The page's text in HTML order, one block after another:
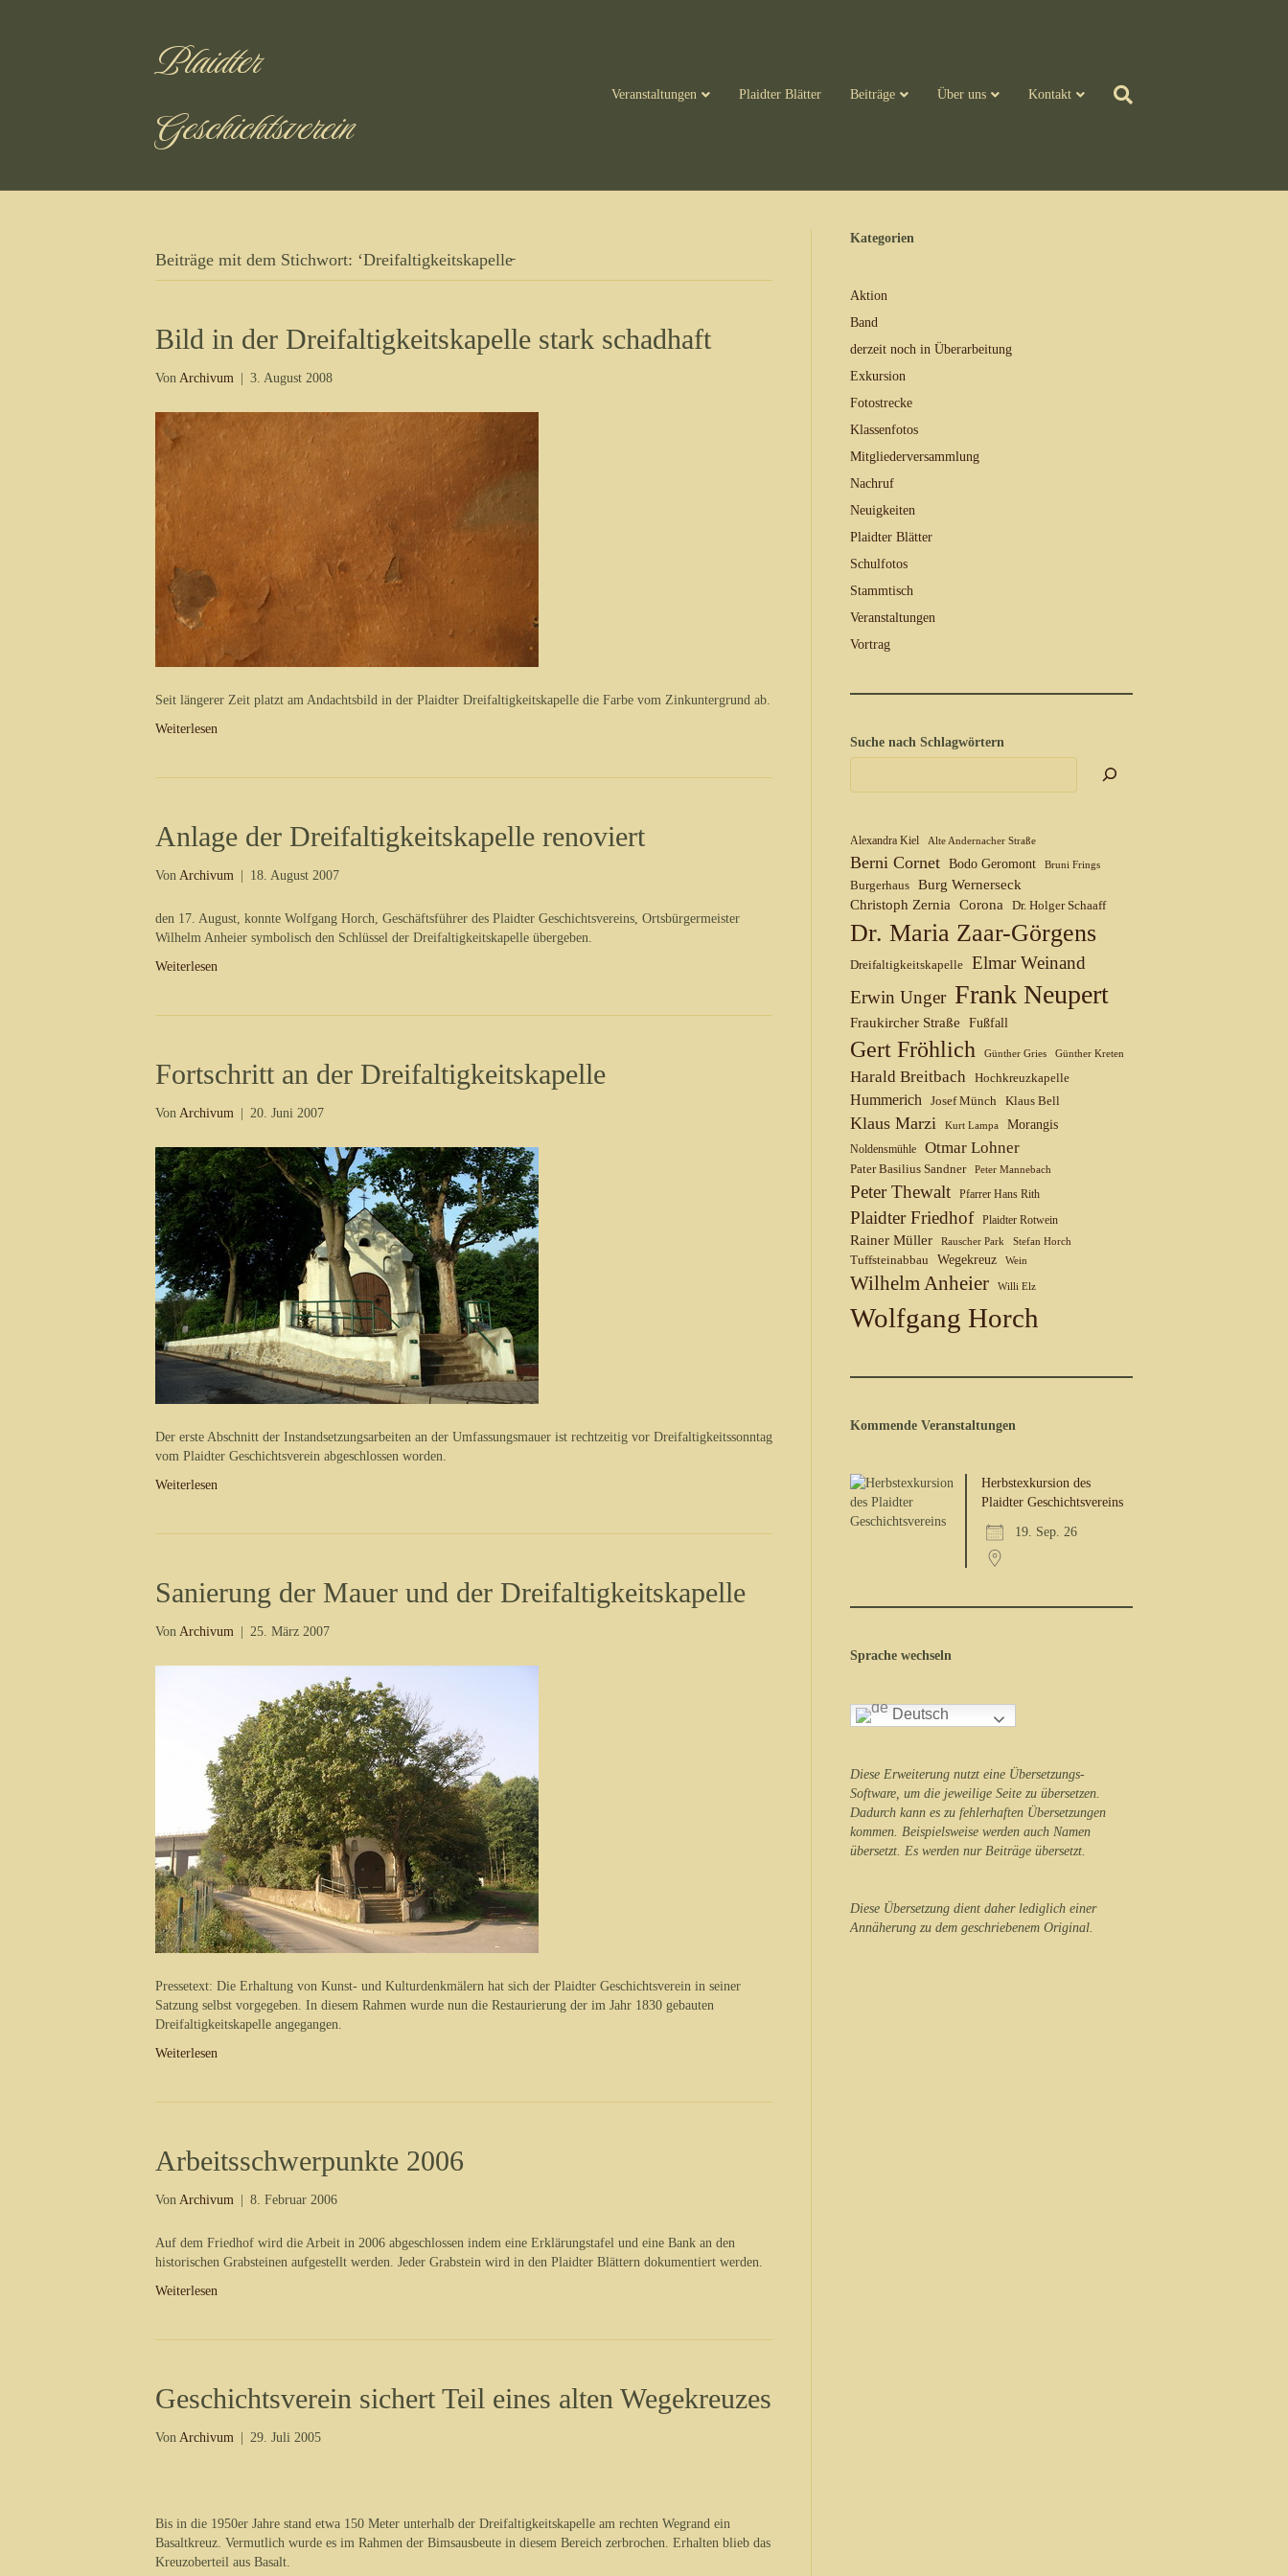
Plaidter
Geschichtsverein
Veranstaltungen Plaidter Blätter Beiträge Über uns Kontakt
Beiträge mit dem Stichwort: ‘Dreifaltigkeitskapelle̵
Bild in der Dreifaltigkeitskapelle stark schadhaft
Von Archivum 3. August 2008
Seit längerer Zeit platzt am Andachtsbild in der Plaidter Dreifaltigkeitskapelle die Farbe vom Zinkuntergrund ab.
Weiterlesen
Anlage der Dreifaltigkeitskapelle renoviert
Von Archivum 18. August 2007
den 17. August, konnte Wolfgang Horch, Geschäftsführer des Plaidter Geschichtsvereins, Ortsbürgermeister
Wilhelm Anheier symbolisch den Schlüssel der Dreifaltigkeitskapelle übergeben.
Weiterlesen
Fortschritt an der Dreifaltigkeitskapelle
Von Archivum 20. Juni 2007
Der erste Abschnitt der Instandsetzungsarbeiten an der Umfassungsmauer ist rechtzeitig vor Dreifaltigkeitssonntag
vom Plaidter Geschichtsverein abgeschlossen worden.
Weiterlesen
Sanierung der Mauer und der Dreifaltigkeitskapelle
Von Archivum 25. März 2007
Pressetext: Die Erhaltung von Kunst- und Kulturdenkmälern hat sich der Plaidter Geschichtsverein in seiner
Satzung selbst vorgegeben. In diesem Rahmen wurde nun die Restaurierung der im Jahr 1830 gebauten
Dreifaltigkeitskapelle angegangen.
Weiterlesen
Arbeitsschwerpunkte 2006
Von Archivum 8. Februar 2006
Auf dem Friedhof wird die Arbeit in 2006 abgeschlossen indem eine Erklärungstafel und eine Bank an den
historischen Grabsteinen aufgestellt werden. Jeder Grabstein wird in den Plaidter Blättern dokumentiert werden.
Weiterlesen
Geschichtsverein sichert Teil eines alten Wegekreuzes
Von Archivum 29. Juli 2005
Bis in die 1950er Jahre stand etwa 150 Meter unterhalb der Dreifaltigkeitskapelle am rechten Wegrand ein
Basaltkreuz. Vermutlich wurde es im Rahmen der Bimsausbeute in diesem Bereich zerbrochen. Erhalten blieb das
Kreuzoberteil aus Basalt.
Kategorien
Aktion
Band
derzeit noch in Überarbeitung
Exkursion
Fotostrecke
Klassenfotos
Mitgliederversammlung
Nachruf
Neuigkeiten
Plaidter Blätter
Schulfotos
Stammtisch
Veranstaltungen
Vortrag
Suche nach Schlagwörtern
Alexandra Kiel Alte Andernacher Straße
Berni Cornet Bodo Geromont Bruni Frings
Burgerhaus Burg Wernerseck
Christoph Zernia
Corona Dr. Holger Schaaff
Dr. Maria Zaar-Görgens
Dreifaltigkeitskapelle Elmar Weinand
Erwin Unger Frank Neupert
Fraukircher Straße Fußfall
Gert Fröhlich Günther Gries Günther Kreten
Harald Breitbach Hochkreuzkapelle
Hummerich Josef Münch Klaus Bell
Klaus Marzi Kurt Lampa Morangis
Noldensmühle Otmar Lohner
Pater Basilius Sandner Peter Mannebach
Peter Thewalt Pfarrer Hans Rith
Plaidter Friedhof Plaidter Rotwein
Rainer Müller Rauscher Park Stefan Horch
Tuffsteinabbau Wegekreuz Wein
Wilhelm Anheier Willi Elz
Wolfgang Horch
Kommende Veranstaltungen
Herbstexkursion des
Plaidter Geschichtsvereins
19. Sep. 26
Sprache wechseln
Deutsch
Diese Erweiterung nutzt eine Übersetzungs-
Software, um die jeweilige Seite zu übersetzen.
Dadurch kann es zu fehlerhaften Übersetzungen
kommen. Beispielsweise werden auch Namen
übersetzt. Es werden nur Beiträge übersetzt.
Diese Übersetzung dient daher lediglich einer
Annäherung zu dem geschriebenem Original.